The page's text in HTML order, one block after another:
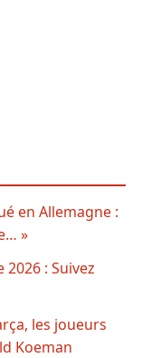
en Allemagne :
»
: Suivez
les joueurs
Koeman